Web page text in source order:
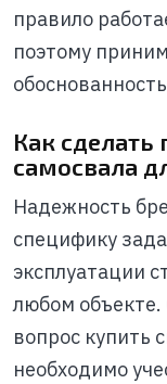
правило
поэтому
Как
самосвала
Надежность
специфику
эксплуатации
любом
вопрос купить
необходимо